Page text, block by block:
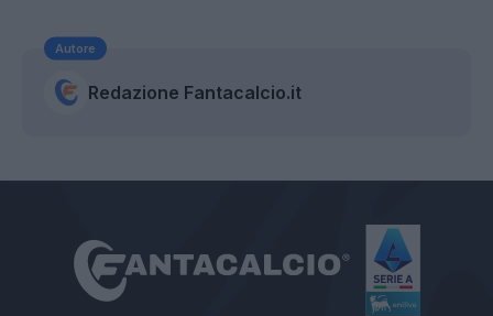
Autore
Redazione Fantacalcio.it